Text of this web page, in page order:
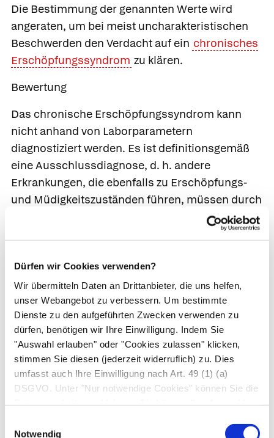
Dürfen wir Cookies verwenden?
Wir übermitteln Daten an Drittanbieter, die uns helfen,
unser Webangebot zu verbessern. Um bestimmte
Dienste zu den aufgeführten Zwecken verwenden zu
dürfen, benötigen wir Ihre Einwilligung. Indem Sie
"Auswahl erlauben" oder "Cookies zulassen" klicken,
stimmen Sie diesen (jederzeit widerruflich) zu. Dies
umfasst auch Ihre Einwilligung nach Art. 49 (1) (a)
DSGVO. Unter "Nur notwendige Cookies" können Sie die
Notwendig
Die Bestimmung der genannten Werte wird
angeraten, um bei meist uncharakteristischen
Beschwerden den Verdacht auf ein chronisches
Erschöpfungssyndrom zu klären.
Bewertung
Das chronische Erschöpfungssyndrom kann
nicht anhand von Laborparametern
diagnostiziert werden. Es ist definitionsgemäß
eine Ausschlussdiagnose, d. h. andere
Erkrankungen, die ebenfalls zu Erschöpfungs-
und Müdigkeitszuständen führen, müssen durch
die Diagnostik ausgeschlossen werden, neben
seelischen Ursachen auch organische wie
eine Tumorerkrankung. Hierzu können auch
Laborbestimmungen erforderlich sein, die aber
gezielt nach den vorliegenden Beschwerden und
Untersuchungsbefunden eingesetzt werden.
Selen und Zink sind zwar lebensnotwendige
Spurenelemente und ein Mangel wird oft für
uncharakteristische Beschwerden wie eben
auch das chronische Erschöpfungssyndrom
und Zinkmangel aber selten und eine pauschale